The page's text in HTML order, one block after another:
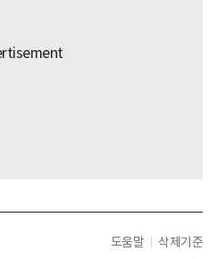
도움말 삭제기준